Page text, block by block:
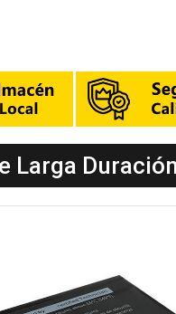
Larga